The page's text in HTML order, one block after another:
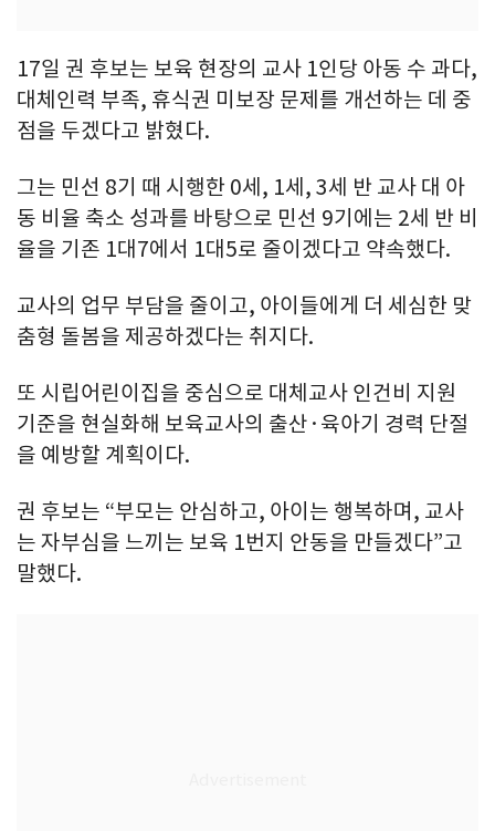
17일 권 후보는 보육 현장의 교사 1인당 아동 수 과다,
대체인력 부족, 휴식권 미보장 문제를 개선하는 데 중
점을 두겠다고 밝혔다.
그는 민선 8기 때 시행한 0세, 1세, 3세 반 교사 대 아
동 비율 축소 성과를 바탕으로 민선 9기에는 2세 반 비
율을 기존 1대7에서 1대5로 줄이겠다고 약속했다.
교사의 업무 부담을 줄이고, 아이들에게 더 세심한 맞
춤형 돌봄을 제공하겠다는 취지다.
또 시립어린이집을 중심으로 대체교사 인건비 지원
기준을 현실화해 보육교사의 출산·육아기 경력 단절
을 예방할 계획이다.
권 후보는 “부모는 안심하고, 아이는 행복하며, 교사
는 자부심을 느끼는 보육 1번지 안동을 만들겠다”고
말했다.